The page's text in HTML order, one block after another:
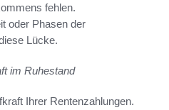
fehlen.
oder Phasen der
Lücke.
im Ruhestand
Ihrer Rentenzahlungen.